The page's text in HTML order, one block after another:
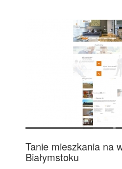
Tanie mieszkania na
Białymstoku